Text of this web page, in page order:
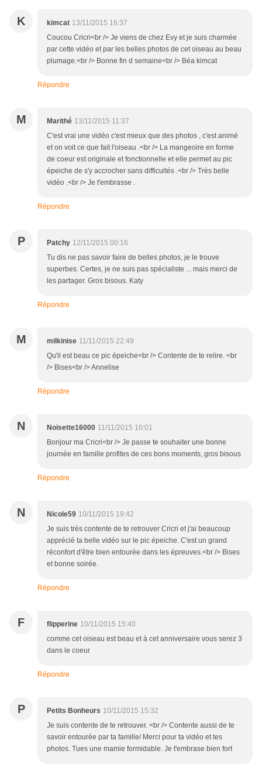
K kimcat 13/11/2015 16:37
Coucou Cricri<br /> Je viens de chez Evy et je suis charmée
par cette vidéo et par les belles photos de cet oiseau au beau
plumage.<br /> Bonne fin d semaine<br /> Béa kimcat
Répondre
M Marithé 13/11/2015 11:37
C'est vrai une vidéo c'est mieux que des photos , c'est animé
et on voit ce que fait l'oiseau .<br /> La mangeoire en forme
de coeur est originale et fonctionnelle et elle permet au pic
épeiche de s'y accrocher sans difficultés .<br /> Très belle
vidéo .<br /> Je t'embrasse .
Répondre
P Patchy 12/11/2015 00:16
Tu dis ne pas savoir faire de belles photos, je le trouve
superbes. Certes, je ne suis pas spécialiste ... mais merci de
les partager. Gros bisous. Katy
Répondre
M milkinise 11/11/2015 22:49
Qu'il est beau ce pic épeiche<br /> Contente de te relire. <br
/> Bises<br /> Annelise
Répondre
N Noisette16000 11/11/2015 10:01
Bonjour ma Cricri<br /> Je passe te souhaiter une bonne
journée en famille profites de ces bons moments, gros bisous
Répondre
N Nicole59 10/11/2015 19:42
Je suis très contente de te retrouver Cricri et j'ai beaucoup
apprécié ta belle vidéo sur le pic épeiche. C'est un grand
réconfort d'être bien entourée dans les épreuves.<br /> Bises
et bonne soirée.
Répondre
F flipperine 10/11/2015 15:40
comme cet oiseau est beau et à cet anniversaire vous serez 3
dans le coeur
Répondre
P Petits Bonheurs 10/11/2015 15:32
Je suis contente de te retrouver. <br /> Contente aussi de te
savoir entourée par ta famille/ Merci pour ta vidéo et tes
photos. Tues une mamie formidable. Je t'embrase bien fort